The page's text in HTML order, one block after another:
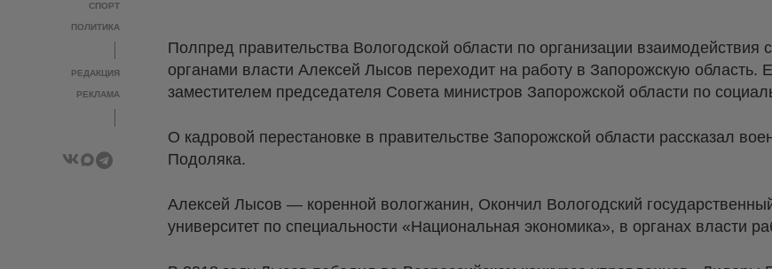
СПОРТ
ПОЛИТИКА
РЕДАКЦИЯ
РЕКЛАМА
Полпред правительства Вологодской области по организации
органами власти Алексей Лысов переходит на работу в Запорожскую область.
заместителем председателя Совета министров Запорожской области по
О кадровой перестановке в правительстве Запорожской области рассказал
Подоляка.
Алексей Лысов — коренной вологжанин, Окончил Вологодский
университет по специальности «Национальная экономика», в органах власти